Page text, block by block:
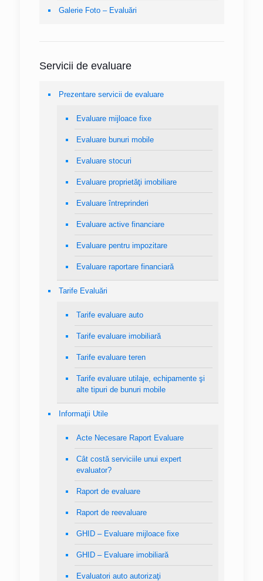
Galerie Foto – Evaluări
Servicii de evaluare
Prezentare servicii de evaluare
Evaluare mijloace fixe
Evaluare bunuri mobile
Evaluare stocuri
Evaluare proprietăţi imobiliare
Evaluare întreprinderi
Evaluare active financiare
Evaluare pentru impozitare
Evaluare raportare financiară
Tarife Evaluări
Tarife evaluare auto
Tarife evaluare imobiliară
Tarife evaluare teren
Tarife evaluare utilaje, echipamente şi
alte tipuri de bunuri mobile
Informaţii Utile
Acte Necesare Raport Evaluare
Cât costă serviciile unui expert
evaluator?
Raport de evaluare
Raport de reevaluare
GHID – Evaluare mijloace fixe
GHID – Evaluare imobiliară
Evaluatori auto autorizaţi